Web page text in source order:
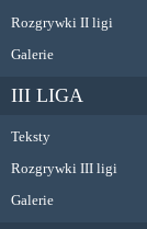
Rozgrywki II ligi
Galerie
III LIGA
Teksty
Rozgrywki III ligi
Galerie